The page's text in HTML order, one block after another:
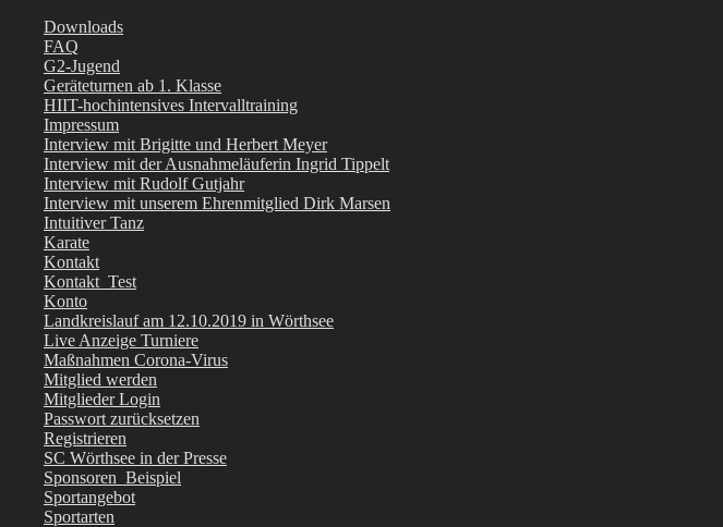
Downloads
FAQ
G2-Jugend
Geräteturnen ab 1. Klasse
HIIT-hochintensives Intervalltraining
Impressum
Interview mit Brigitte und Herbert Meyer
Interview mit der Ausnahmeläuferin Ingrid Tippelt
Interview mit Rudolf Gutjahr
Interview mit unserem Ehrenmitglied Dirk Marsen
Intuitiver Tanz
Karate
Kontakt
Kontakt_Test
Konto
Landkreislauf am 12.10.2019 in Wörthsee
Live Anzeige Turniere
Maßnahmen Corona-Virus
Mitglied werden
Mitglieder Login
Passwort zurücksetzen
Registrieren
SC Wörthsee in der Presse
Sponsoren_Beispiel
Sportangebot
Sportarten